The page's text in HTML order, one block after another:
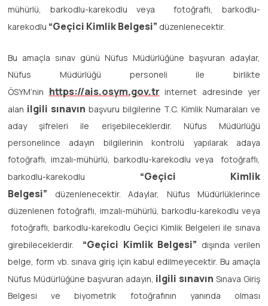
mühürlü, barkodlu-karekodlu veya fotoğraflı, barkodlu-
karekodlu “Geçici Kimlik Belgesi” düzenlenecektir.
Bu amaçla sınav günü Nüfus Müdürlüğüne başvuran adaylar,
Nüfus Müdürlüğü personeli ile birlikte
ÖSYM’nin https://ais.osym.gov.tr internet adresinde yer
alan ilgili sınavın başvuru bilgilerine T.C. Kimlik Numaraları ve
aday şifreleri ile erişebileceklerdir. Nüfus Müdürlüğü
personelince adayın bilgilerinin kontrolü yapılarak adaya
fotoğraflı, imzalı-mühürlü, barkodlu-karekodlu veya fotoğraflı,
barkodlu-karekodlu “Geçici Kimlik
Belgesi” düzenlenecektir. Adaylar, Nüfus Müdürlüklerince
düzenlenen fotoğraflı, imzalı-mühürlü, barkodlu-karekodlu veya
fotoğraflı, barkodlu-karekodlu Geçici Kimlik Belgeleri ile sınava
girebileceklerdir.
“Geçici Kimlik Belgesi” dışında verilen
belge, form vb. sınava giriş için kabul edilmeyecektir. Bu amaçla
Nüfus Müdürlüğüne başvuran adayın, ilgili sınavın Sınava Giriş
Belgesi ve biyometrik fotoğrafının yanında olması